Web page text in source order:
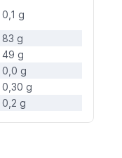
0,1 g
83 g
49 g
0,0 g
0,30 g
0,2 g